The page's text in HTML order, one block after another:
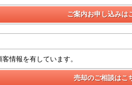
情報を有しています。